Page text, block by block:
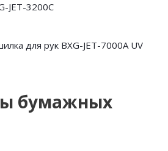
JET-3200C
для рук BXG-JET-7000A UV
бумажных